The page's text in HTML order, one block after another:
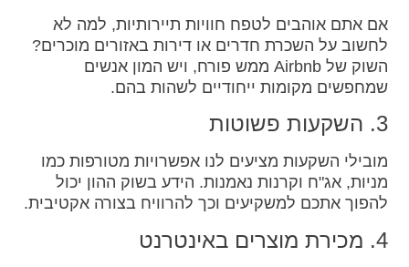
אם אתם אוהבים לטפח חוויות תיירותיות, למה לא
לחשוב על השכרת חדרים או דירות באזורים מוכרים?
השוק של Airbnb ממש פורח, ויש המון אנשים
שמחפשים מקומות ייחודיים לשהות בהם.
3. השקעות פשוטות
מובילי השקעות מציעים לנו אפשרויות מטורפות כמו
מניות, אג"ח וקרנות נאמנות. הידע בשוק ההון יכול
להפוך אתכם למשקיעים וכך להרוויח בצורה אקטיבית.
4. מכירת מוצרים באינטרנט